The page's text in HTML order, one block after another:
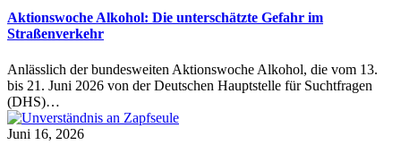
Aktionswoche Alkohol: Die unterschätzte Gefahr im
Straßenverkehr
Anlässlich der bundesweiten Aktionswoche Alkohol, die vom 13.
bis 21. Juni 2026 von der Deutschen Hauptstelle für Suchtfragen
(DHS)…
Juni 16, 2026